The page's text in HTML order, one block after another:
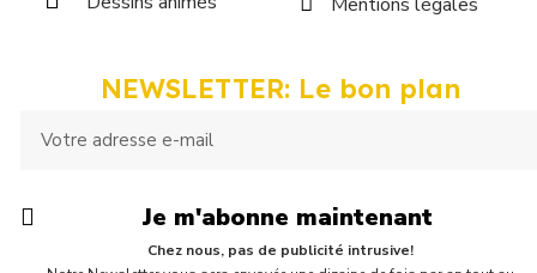
Mentions légales
NEWSLETTER: Le bon plan
Je m'abonne maintenant
Chez nous, pas de publicité intrusive!